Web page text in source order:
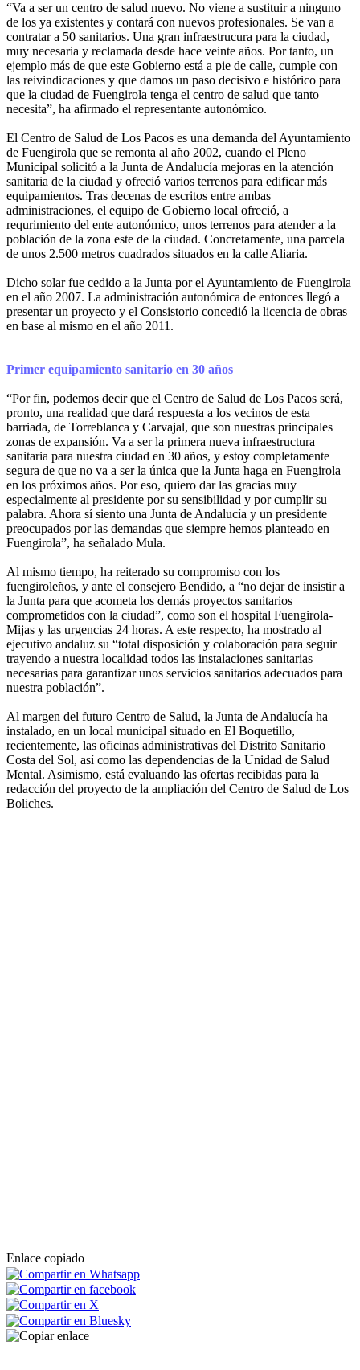
“Va a ser un centro de salud nuevo. No viene a sustituir a ninguno
de los ya existentes y contará con nuevos profesionales. Se van a
contratar a 50 sanitarios. Una gran infraestrucura para la ciudad,
muy necesaria y reclamada desde hace veinte años. Por tanto, un
ejemplo más de que este Gobierno está a pie de calle, cumple con
las reivindicaciones y que damos un paso decisivo e histórico para
que la ciudad de Fuengirola tenga el centro de salud que tanto
necesita”, ha afirmado el representante autonómico.
El Centro de Salud de Los Pacos es una demanda del Ayuntamiento
de Fuengirola que se remonta al año 2002, cuando el Pleno
Municipal solicitó a la Junta de Andalucía mejoras en la atención
sanitaria de la ciudad y ofreció varios terrenos para edificar más
equipamientos. Tras decenas de escritos entre ambas
administraciones, el equipo de Gobierno local ofreció, a
requrimiento del ente autonómico, unos terrenos para atender a la
población de la zona este de la ciudad. Concretamente, una parcela
de unos 2.500 metros cuadrados situados en la calle Aliaria.
Dicho solar fue cedido a la Junta por el Ayuntamiento de Fuengirola
en el año 2007. La administración autonómica de entonces llegó a
presentar un proyecto y el Consistorio concedió la licencia de obras
en base al mismo en el año 2011.
Primer equipamiento sanitario en 30 años
“Por fin, podemos decir que el Centro de Salud de Los Pacos será,
pronto, una realidad que dará respuesta a los vecinos de esta
barriada, de Torreblanca y Carvajal, que son nuestras principales
zonas de expansión. Va a ser la primera nueva infraestructura
sanitaria para nuestra ciudad en 30 años, y estoy completamente
segura de que no va a ser la única que la Junta haga en Fuengirola
en los próximos años. Por eso, quiero dar las gracias muy
especialmente al presidente por su sensibilidad y por cumplir su
palabra. Ahora sí siento una Junta de Andalucía y un presidente
preocupados por las demandas que siempre hemos planteado en
Fuengirola”, ha señalado Mula.
Al mismo tiempo, ha reiterado su compromiso con los
fuengiroleños, y ante el consejero Bendido, a “no dejar de insistir a
la Junta para que acometa los demás proyectos sanitarios
comprometidos con la ciudad”, como son el hospital Fuengirola-
Mijas y las urgencias 24 horas. A este respecto, ha mostrado al
ejecutivo andaluz su “total disposición y colaboración para seguir
trayendo a nuestra localidad todos las instalaciones sanitarias
necesarias para garantizar unos servicios sanitarios adecuados para
nuestra población”.
Al margen del futuro Centro de Salud, la Junta de Andalucía ha
instalado, en un local municipal situado en El Boquetillo,
recientemente, las oficinas administrativas del Distrito Sanitario
Costa del Sol, así como las dependencias de la Unidad de Salud
Mental. Asimismo, está evaluando las ofertas recibidas para la
redacción del proyecto de la ampliación del Centro de Salud de Los
Boliches.
Enlace copiado